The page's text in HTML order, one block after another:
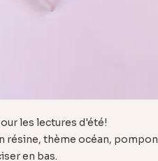
les lectures d'été!
résine, thème océan,
en bas.